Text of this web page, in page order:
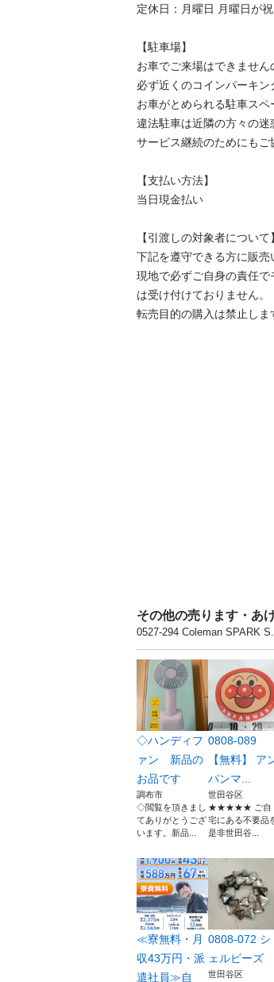
定休日：月曜日 月曜日が
【駐⾞場】
お車でご来場はできませ
必ず近くのコインパーキン
お車がとめられる駐車スペ
違法駐車は近隣の方々の迷
サービス継続のためにもご
【⽀払い⽅法】
当日現金払い
【引渡しの対象者について】
下記を遵守できる⽅に販売
現地で必ずご⾃⾝の責任
は受け付けておりません。
転売⽬的の購⼊は禁⽌しま
その他の売ります・あ
0527-294 Coleman SPARK
◇ハンディフ
ァン 新品の
お品です
調布市
◇閲覧を頂きまし
てありがとうござ
います。新品...
0808-089
【無料】 ア
パンマ...
世田谷区
★★★★★ ご自
宅にある不要品
是非世田谷...
≪寮無料・月
収43万円・派
遣社員≫自
0808-072 シ
ェルビーズ
世田谷区